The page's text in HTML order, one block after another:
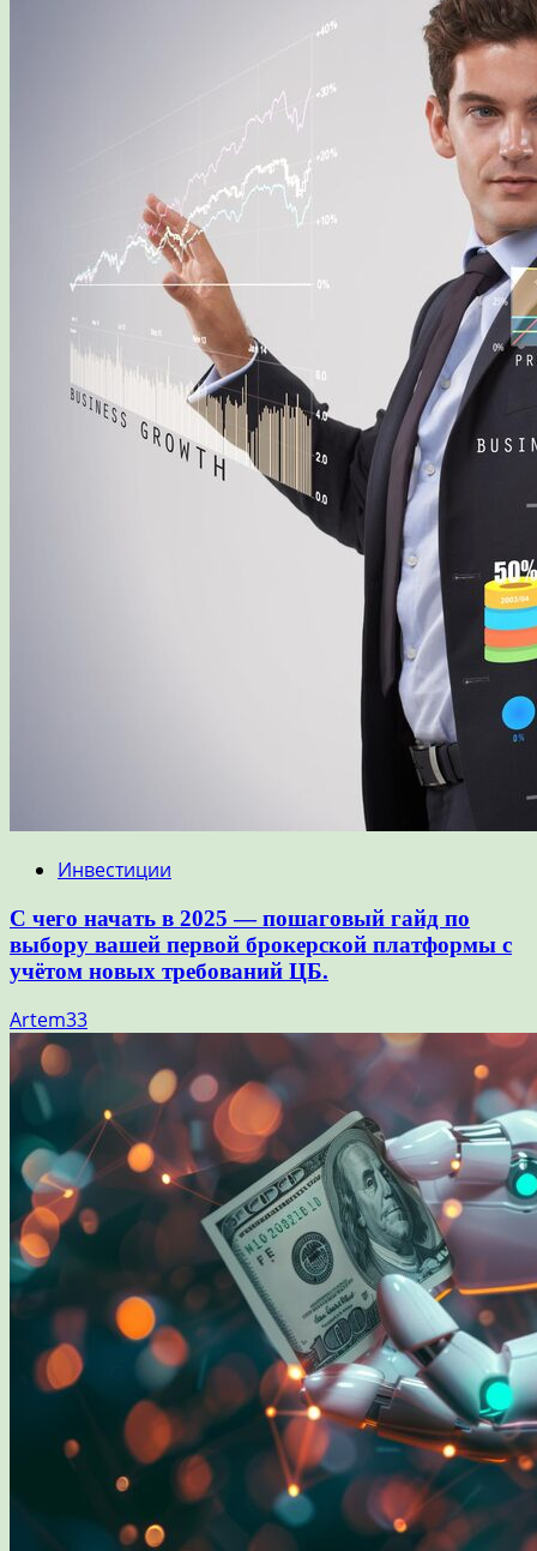
Инвестиции
С чего начать в 2025 — пошаговый гайд по
выбору вашей первой брокерской платформы с
учётом новых требований ЦБ.
Artem33